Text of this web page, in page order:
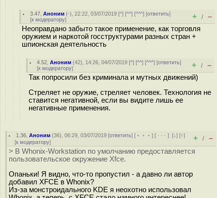
3.47 ,Аноним (-), 22:22, 03/07/2019 [^] [^^] [^^^] [ответить]
[к модератору] + / –
Неоправдано забыто такое применение, как торговля
оружием и наркотой госструктурами разных стран +
шпионская деятельность
4.52 ,Аноним (42), 14:26, 04/07/2019 [^] [^^] [^^^] [ответить]
[к модератору] + / –
Так попросили без криминала и мутных движений)
Стреляет не оружие, стреляет человек. Технология не
ставится негативной, если вы видите лишь ее
негативные применения.
1.36 ,Аноним (36), 06:29, 03/07/2019 [ответить] [ ﹢﹢﹢] [ · · ·][↓] [↑]
[к модератору] + / –
> В Whonix-Workstation по умолчанию предоставляется
пользовательское окружение Xfce.
Опаньки! Я видно, что-то пропустил - а давно ли автор
добавил XFCE в Whonix?
Из-за монстроидального KDE я неохотно использовал